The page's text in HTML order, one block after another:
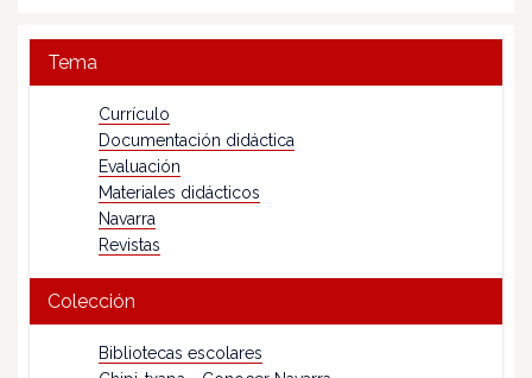
Tema
Currículo
Documentación didáctica
Evaluación
Materiales didácticos
Navarra
Revistas
Colección
Bibliotecas escolares